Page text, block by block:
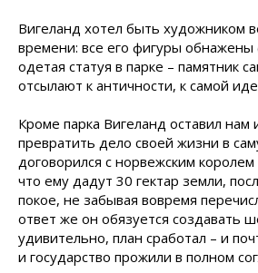
Вигеланд хотел быть художником
времени: все его фигуры обнажены
одетая статуя в парке – памятник
отсылают к античности, к самой
Кроме парка Вигеланд оставил нам
превратить дело своей жизни в
договорился с норвежским
что ему дадут 30 гектар земли,
покое, не забывая вовремя
ответ же он обязуется создавать
удивительно, план сработал – и
и государство прожили в полном